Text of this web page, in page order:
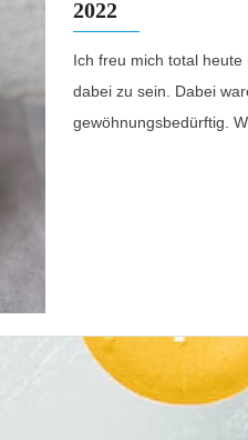
2022
Ich freu mich total
dabei zu sein. Dabei
gewöhnungsbedürftig.